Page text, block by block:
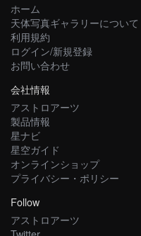
ホーム
天体写真ギャラリーについて
利用規約
ログイン/新規登録
お問い合わせ
会社情報
アストロアーツ
製品情報
星ナビ
星空ガイド
オンラインショップ
プライバシー・ポリシー
Follow
アストロアーツ